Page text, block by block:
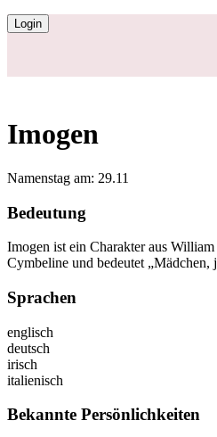
Login
Imogen
Namenstag am: 29.11
Bedeutung
Imogen ist ein Charakter aus William
Cymbeline und bedeutet „Mädchen,
Sprachen
englisch
deutsch
irisch
italienisch
Bekannte Persönlichkeiten